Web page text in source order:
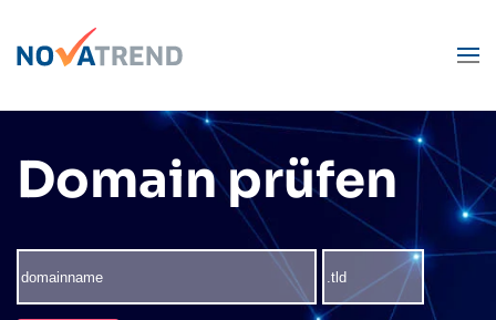
Zum Hauptinhalt springen
Domain prüfen